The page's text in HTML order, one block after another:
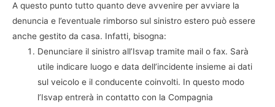
A questo punto tutto quanto deve avvenire per avviare la
denuncia e l’eventuale rimborso sul sinistro estero può essere
anche gestito da casa. Infatti, bisogna:
Denunciare il sinistro all’Isvap tramite mail o fax. Sarà
utile indicare luogo e data dell’incidente insieme ai dati
sul veicolo e il conducente coinvolti. In questo modo
l’Isvap entrerà in contatto con la Compagnia